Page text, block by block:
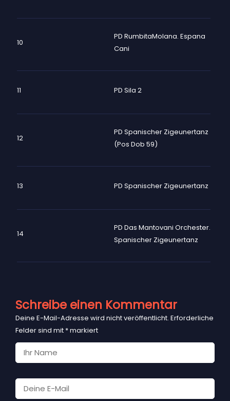
10
PD RumbitaMolana. Espana
Cani
11 PD Sila 2
12
PD Spanischer Zigeunertanz
(Pos Dob 59)
13 PD Spanischer Zigeunertanz
14
PD Das Mantovani Orchester.
Spanischer Zigeunertanz
Schreibe einen Kommentar
Deine E-Mail-Adresse wird nicht veröffentlicht. Erforderliche
Felder sind mit *markiert